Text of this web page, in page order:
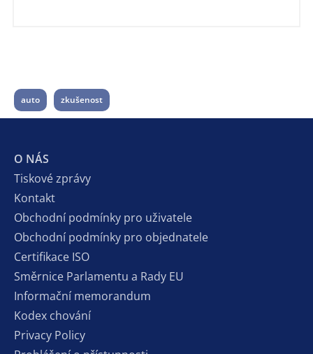
auto zkušenost
O NÁS
Tiskové zprávy
Kontakt
Obchodní podmínky pro uživatele
Obchodní podmínky pro objednatele
Certifikace ISO
Směrnice Parlamentu a Rady EU
Informační memorandum
Kodex chování
Privacy Policy